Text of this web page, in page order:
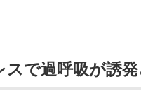
スで過呼吸が誘